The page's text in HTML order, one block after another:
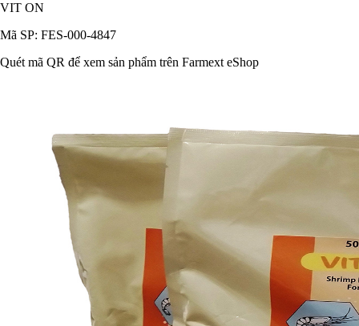
VIT ON
Mã SP: FES-000-4847
Quét mã QR để xem sản phẩm trên Farmext eShop